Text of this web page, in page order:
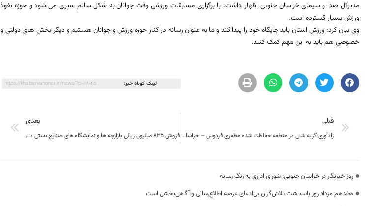
مدیرکل صدا و سیمای خراسان جنوبی اظهار داشت: با برگزاری مسابقات ورزشی وقت جوانان به شکل سالم سپری می شود و حوزه نفوذ
ورزش بسیار گسترده است.
وی بیان کرد: ورزش استان باید جایگاه خود را پیدا کند و ما به عنوان رسانه در کنار حوزه ورزش و جوانان هستیم و دیگر بخش های دولتی و
خصوصی هم باید به این مهم کمک کنند.
لینک کوتاه خبر: https://khabarvahonar.ir/news/?p=18045
قبلی
زادآوری گربه شنی در منطقه حفاظت شده مظفری فردوس – خراسان جنوبی
بعدی
فروش 835 میلیون ریالی بازارچه ها و نمایشگاه های صنایع دستی در شهرستان سرایان
روز خبرنگار در خراسان جنوبی؛ شورای اداری به رنگ رسانه
هفدهم مرداد روز پاسداشت تلاش‌گران بی‌ادعای عرصه اطلاع‌رسانی و آگاهی‌بخشی است